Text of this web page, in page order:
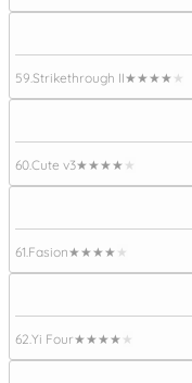
59. Strikethrough II★★★★★
60.Cute v3★★★★★
61. Fasion★★★★★
62. Yi Four★★★★★